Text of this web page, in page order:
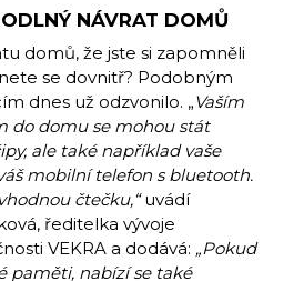
NÁVRAT DOMŮ
domů, že jste si zapomněli
se dovnitř? Podobným
dnes už odzvonilo. „Vaším
do domu se mohou stát
ale také například vaše
mobilní telefon s bluetooth.
čtečku,“uvádí
ředitelka vývoje
VEKRA a dodává: „Pokud
paměti, nabízí se také